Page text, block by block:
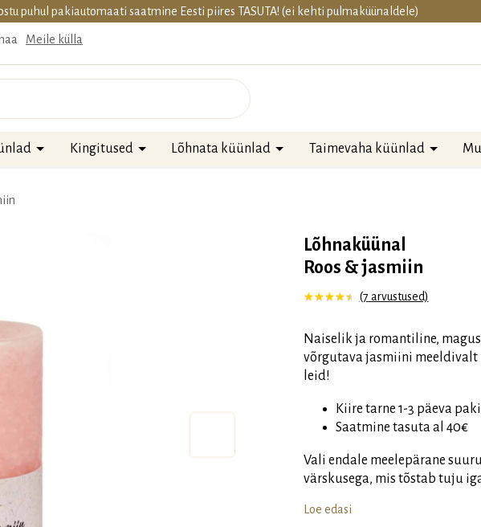
puhul pakiautomaati saatmine Eesti piires TASUTA! (ei kehti pulmaküünaldele)
Meile külla
Kingitused Lõhnata küünlad Taimevaha küünlad
Lõhnaküünal
Roos & jasmiin
Hinnatud4.86/5
7 kliendi hinnangu põhjal
(7 arvustused)
Naiselik ja romantiline,
võrgutava jasmiini meeldivalt
leid!
️️Kiire tarne 1-3 päeva
️️Saatmine tasuta al 40€
Vali endale meelepärane
värskusega, mis tõstab tuju
Loe edasi